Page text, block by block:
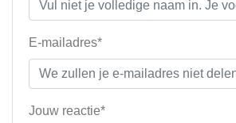
E-mailadres*
Jouw reactie*